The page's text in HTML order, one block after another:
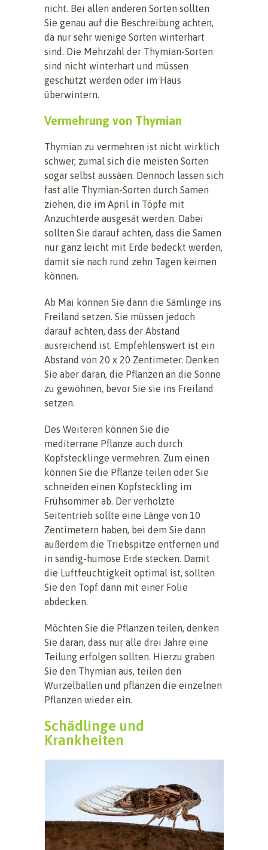
nicht. Bei allen anderen Sorten sollten
Sie genau auf die Beschreibung achten,
da nur sehr wenige Sorten winterhart
sind. Die Mehrzahl der Thymian-Sorten
sind nicht winterhart und müssen
geschützt werden oder im Haus
überwintern.
Vermehrung von Thymian
Thymian zu vermehren ist nicht wirklich
schwer, zumal sich die meisten Sorten
sogar selbst aussäen. Dennoch lassen sich
fast alle Thymian-Sorten durch Samen
ziehen, die im April in Töpfe mit
Anzuchterde ausgesät werden. Dabei
sollten Sie darauf achten, dass die Samen
nur ganz leicht mit Erde bedeckt werden,
damit sie nach rund zehn Tagen keimen
können.
Ab Mai können Sie dann die Sämlinge ins
Freiland setzen. Sie müssen jedoch
darauf achten, dass der Abstand
ausreichend ist. Empfehlenswert ist ein
Abstand von 20 x 20 Zentimeter. Denken
Sie aber daran, die Pflanzen an die Sonne
zu gewöhnen, bevor Sie sie ins Freiland
setzen.
Des Weiteren können Sie die
mediterrane Pflanze auch durch
Kopfstecklinge vermehren. Zum einen
können Sie die Pflanze teilen oder Sie
schneiden einen Kopfsteckling im
Frühsommer ab. Der verholzte
Seitentrieb sollte eine Länge von 10
Zentimetern haben, bei dem Sie dann
außerdem die Triebspitze entfernen und
in sandig-humose Erde stecken. Damit
die Luftfeuchtigkeit optimal ist, sollten
Sie den Topf dann mit einer Folie
abdecken.
Möchten Sie die Pflanzen teilen, denken
Sie daran, dass nur alle drei Jahre eine
Teilung erfolgen sollten. Hierzu graben
Sie den Thymian aus, teilen den
Wurzelballen und pflanzen die einzelnen
Pflanzen wieder ein.
Schädlinge und
Krankheiten